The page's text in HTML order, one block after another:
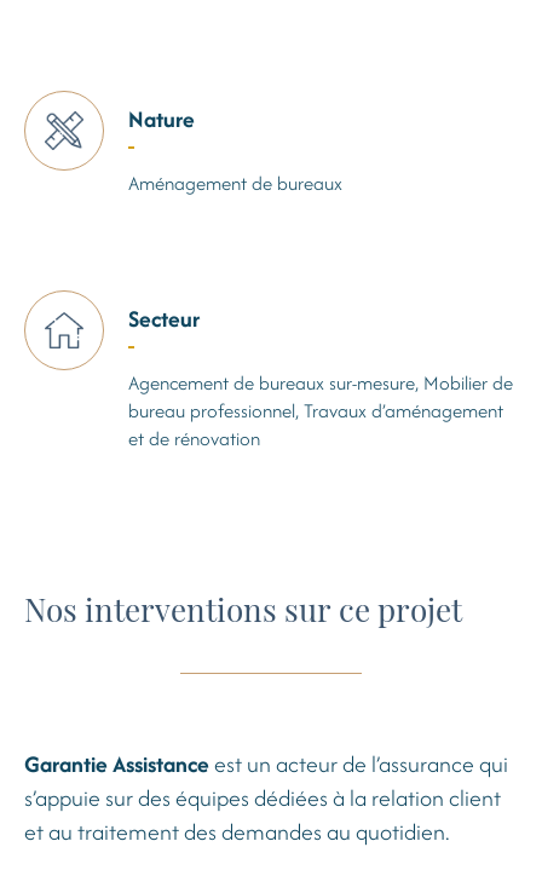
Nature
Aménagement de bureaux
Secteur
Agencement de bureaux sur-mesure, Mobilier de
bureau professionnel, Travaux d’aménagement
et de rénovation
Nos interventions sur ce projet
Garantie Assistanceest un acteur de l’assurance qui
s’appuie sur des équipes dédiées à la relation client
et au traitement des demandes au quotidien.